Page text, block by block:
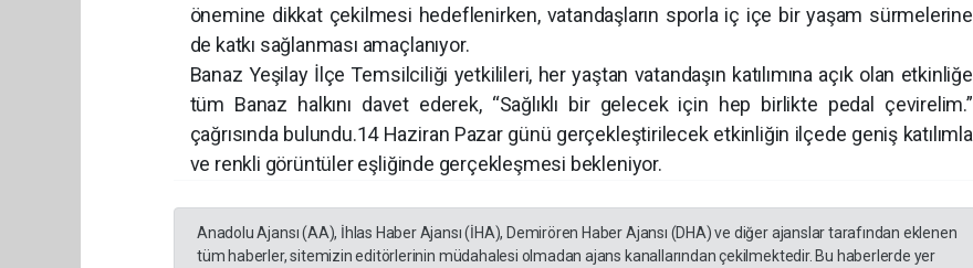
önemine dikkat çekilmesi hedeflenirken, vatandaşların sporla iç içe bir yaşam sürmelerine
de katkı sağlanması amaçlanıyor.
Banaz Yeşilay İlçe Temsilciliği yetkilileri, her yaştan vatandaşın katılımına açık olan etkinliğe
tüm Banaz halkını davet ederek, “Sağlıklı bir gelecek için hep birlikte pedal çevirelim.”
çağrısında bulundu.14 Haziran Pazar günü gerçekleştirilecek etkinliğin ilçede geniş katılımla
ve renkli görüntüler eşliğinde gerçekleşmesi bekleniyor.
Anadolu Ajansı (AA), İhlas Haber Ajansı (İHA), Demirören Haber Ajansı (DHA) ve diğer ajanslar tarafından eklenen
tüm haberler, sitemizin editörlerinin müdahalesi olmadan ajans kanallarından çekilmektedir. Bu haberlerde yer